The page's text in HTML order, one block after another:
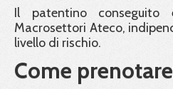
Il patentino
Macrosettori Ateco,
livello di rischio.
Come